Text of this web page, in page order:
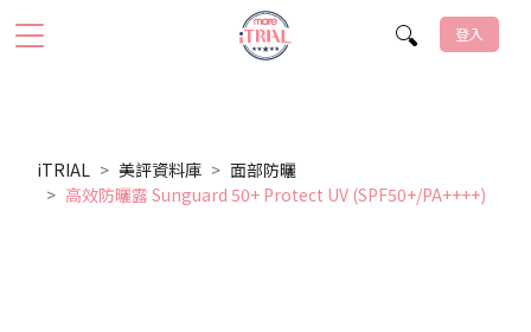
登入
iTRIAL 美評資料庫
面部防曬
高效防曬露 Sunguard 50+ Protect UV (SPF50+/PA++++)